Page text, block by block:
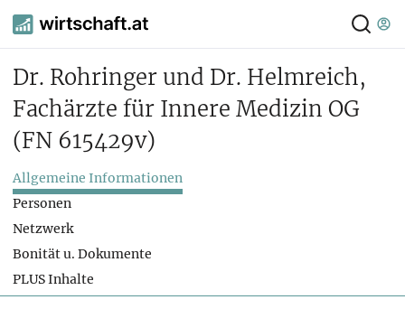
Dr. Rohringer und Dr. Helmreich,
Fachärzte für Innere Medizin OG
(FN 615429v)
Allgemeine Informationen
Personen
Netzwerk
Bonität u. Dokumente
PLUS Inhalte